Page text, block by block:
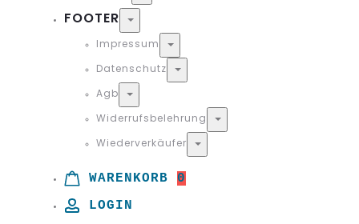
FOOTER Toggle
Impressum Toggle
Datenschutz Toggle
Agb Toggle
Widerrufsbelehrung Toggle
Wiederverkäufer Toggle
WARENKORB
0
LOGIN